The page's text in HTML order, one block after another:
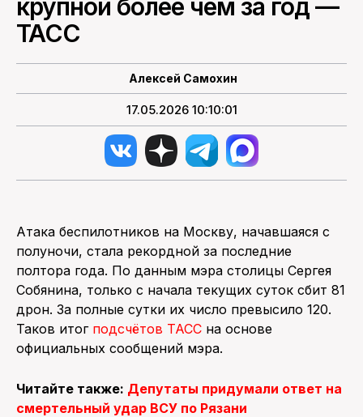
крупной более чем за год —
ТАСС
Алексей Самохин
17.05.2026 10:10:01
Атака беспилотников на Москву, начавшаяся с
полуночи, стала рекордной за последние
полтора года. По данным мэра столицы Сергея
Собянина, только с начала текущих суток сбит 81
дрон. За полные сутки их число превысило 120.
Таков итог подсчётов ТАСС на основе
официальных сообщений мэра.
Читайте также: Депутаты придумали ответ на
смертельный удар ВСУ по Рязани